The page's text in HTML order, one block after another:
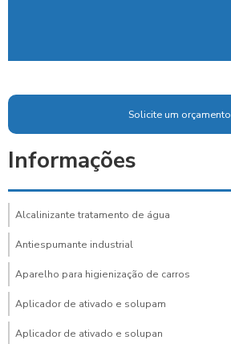
Solicite um orçamento
Informações
Alcalinizante tratamento de água
Antiespumante industrial
Aparelho para higienização de carros
Aplicador de ativado e solupam
Aplicador de ativado e solupan